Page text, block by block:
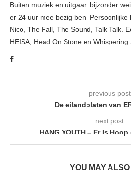
Buiten muziek en uitgaan bijzonder
er 24 uur mee bezig ben. Persoonlijke
Nico, The Fall, The Sound, Talk Talk.
HEISA, Head On Stone en Whispering
previous post
De eilandplaten van
next post
HANG YOUTH – Er Is
YOU MAY